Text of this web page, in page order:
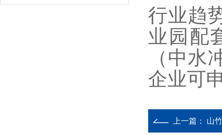
行业趋
业园配
（中
企业可
上一篇： 山